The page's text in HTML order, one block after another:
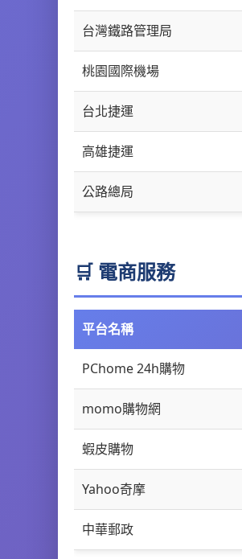
台灣鐵路管理局
桃園國際機場
台北捷運
高雄捷運
公路總局
🛒 電商服務
平台名稱
PChome 24h購物
momo購物網
蝦皮購物
Yahoo奇摩
中華郵政